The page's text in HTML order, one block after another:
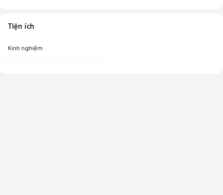
Tiện ích
Kinh nghiệm